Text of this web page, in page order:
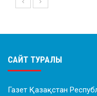
САЙТ ТУРАЛЫ
Газет Қазақстан